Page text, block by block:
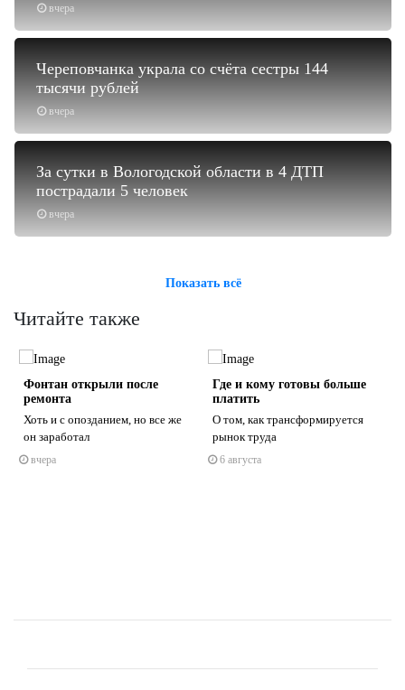
вчера
вчера
Череповчанка украла со счёта сестры 144
тысячи рублей
вчера
За сутки в Вологодской области в 4 ДТП
пострадали 5 человек
Показать всё
Читайте также
Фонтан открыли после
ремонта
Хоть и с опозданием, но все же
он заработал
вчера
Где и кому готовы больше
платить
О том, как трансформируется
рынок труда
6 августа